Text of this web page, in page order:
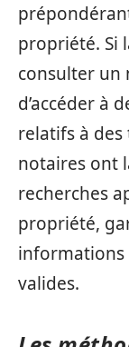
propriété. Si
consulter un
d’accéder à
relatifs à des
notaires ont
recherches
propriété,
valides.